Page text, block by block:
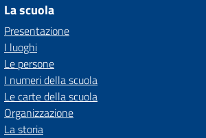
La scuola
Presentazione
I luoghi
Le persone
I numeri della scuola
Le carte della scuola
Organizzazione
La storia